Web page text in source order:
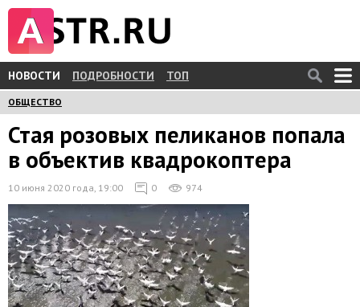
НОВОСТИ ПОДРОБНОСТИ ТОП
ОБЩЕСТВО
Стая розовых пеликанов попала
в объектив квадрокоптера
10 июня 2020 года, 19:00 0 974